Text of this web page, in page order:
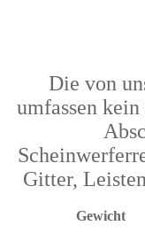
Die von
umfassen
Gitter,
Gewicht